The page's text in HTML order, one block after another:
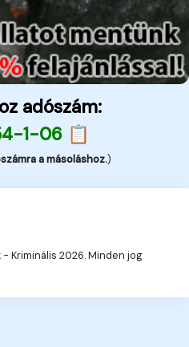
adószám:
1-06 📋
a másoláshoz.)
Kriminális 2026. Minden jog